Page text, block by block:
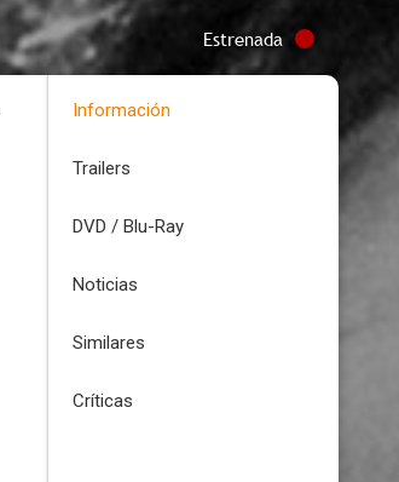
Estrenada
Información
Trailers
DVD / Blu-Ray
Noticias
Similares
Críticas